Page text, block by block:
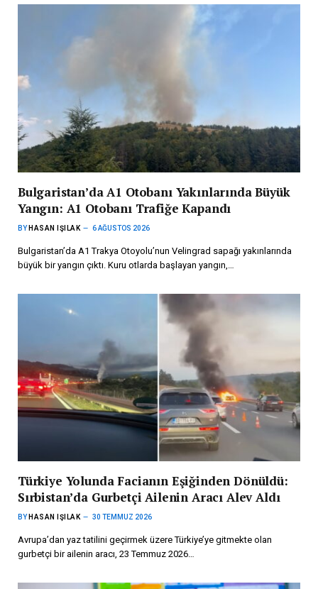
Bulgaristan’da A1 Otobanı Yakınlarında Büyük
Yangın: A1 Otobanı Trafiğe Kapandı
BY HASAN IŞILAK 6 AĞUSTOS 2026
Bulgaristan’da A1 Trakya Otoyolu’nun Velingrad sapağı yakınlarında
büyük bir yangın çıktı. Kuru otlarda başlayan yangın,…
Türkiye Yolunda Facianın Eşiğinden Dönüldü:
Sırbistan’da Gurbetçi Ailenin Aracı Alev Aldı
BY HASAN IŞILAK 30 TEMMUZ 2026
Avrupa’dan yaz tatilini geçirmek üzere Türkiye’ye gitmekte olan
gurbetçi bir ailenin aracı, 23 Temmuz 2026…